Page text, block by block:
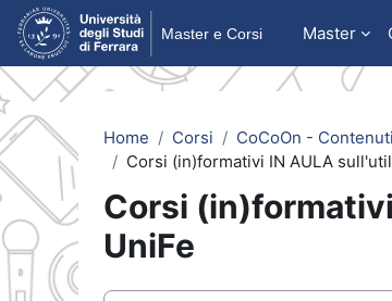
Vai al contenuto principale
Master
Home Corsi
CoCoOn -
Corsi (in)formativi IN AULA
Corsi
UniFe